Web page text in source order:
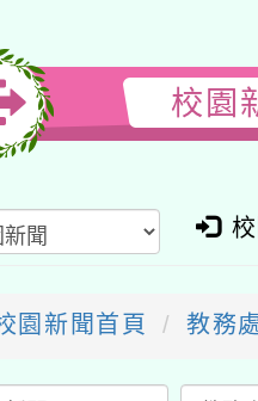
校園
校
園新聞首頁 教務